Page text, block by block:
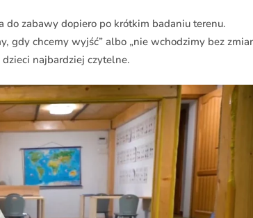
do zabawy dopiero po krótkim badaniu terenu.
gdy chcemy wyjść” albo „nie wchodzimy bez
najbardziej czytelne.